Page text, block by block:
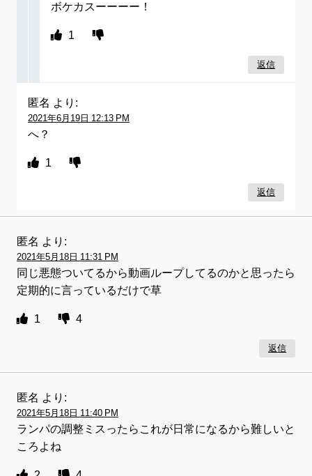
ボケカスーーーー！
1
返信
匿名 より:
2021年6月19日 12:13 PM
へ？
1
返信
匿名 より:
2021年5月18日 11:31 PM
同じ悪態ついてるから動画ループしてるのかと思ったら
定期的に言っているだけで草
1 4
返信
匿名 より:
2021年5月18日 11:40 PM
ランパの調整ミスったらこれが日常になるから難しいと
ころよね